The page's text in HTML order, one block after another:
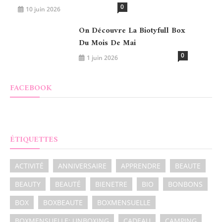
10 juin 2026 0
On Découvre La Biotyfull Box
Du Mois De Mai
1 juin 2026 0
FACEBOOK
ÉTIQUETTES
ACTIVITÉ ANNIVERSAIRE APPRENDRE
BEAUTE
BEAUTY
BEAUTÉ BIENETRE BIO
BONBONS
BOX
BOXBEAUTE
BOXMENSUELLE